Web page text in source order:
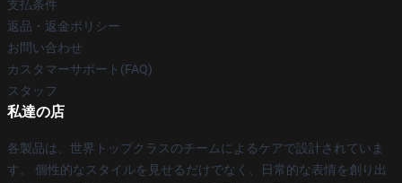
支払条件
返品・返金ポリシー
お問い合わせ
カスタマーサポート(FAQ)
スタッフ
私達の店
各製品は、世界トップクラスのチームによるケアで設計されていま
す。 個性的なスタイルを見せるだけでなく、日常的な表情を創り出